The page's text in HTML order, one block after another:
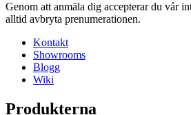
Genom att anmäla dig accepterar du vår
alltid avbryta prenumerationen.
Kontakt
Showrooms
Blogg
Wiki
Produkterna